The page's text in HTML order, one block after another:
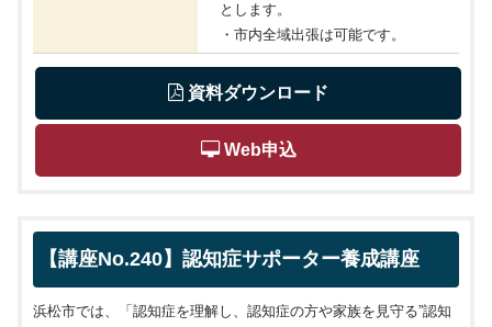
とします。
・市内全域出張は可能です。
資料ダウンロード
Web申込
【講座No.240】認知症サポーター養成講座
浜松市では、「認知症を理解し、認知症の方や家族を見守る”認知